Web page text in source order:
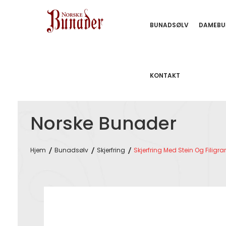
BUNADSØLV
KONTAKT
Norske Bunader
Hjem Bunadsølv Skjerfring Skjerfring Med Stein Og